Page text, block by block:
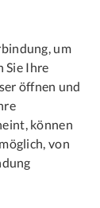
um
Sie Ihre
öffnen und
können
von